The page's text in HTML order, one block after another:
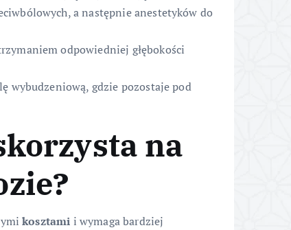
a następnie anestetyków do
odpowiedniej głębokości
wybudzeniową, gdzie pozostaje pod
na
kosztami i wymaga bardziej